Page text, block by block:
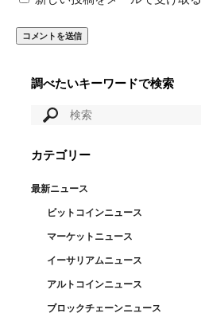
調べたいキーワードで検索
カテゴリー
最新ニュース
ビットコインニュース
マーケットニュース
イーサリアムニュース
アルトコインニュース
ブロックチェーンニュース